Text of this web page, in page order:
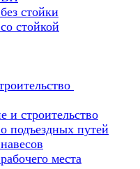
стойки
стойкой
и строительство
подъездных путей
места